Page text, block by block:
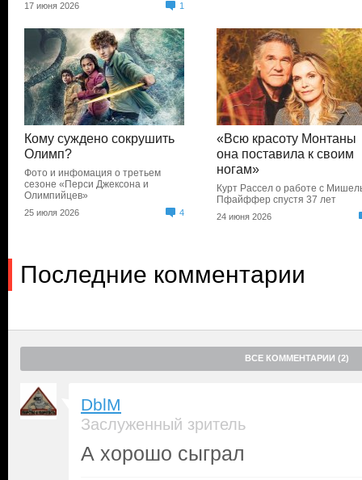
17 июня 2026 1
Кому суждено сокрушить
Олимп?
Фото и инфомация о третьем
сезоне «Перси Джексона и
Олимпийцев»
25 июля 2026 4
«Всю красоту Монтаны
она поставила к своим
ногам»
Курт Рассел о работе с
Пфайффер спустя 37 лет
24 июня 2026
Последние комментарии
ВСЕ КОММЕНТАРИИ (2)
DblM
Заслуженный зритель
А хорошо сыграл